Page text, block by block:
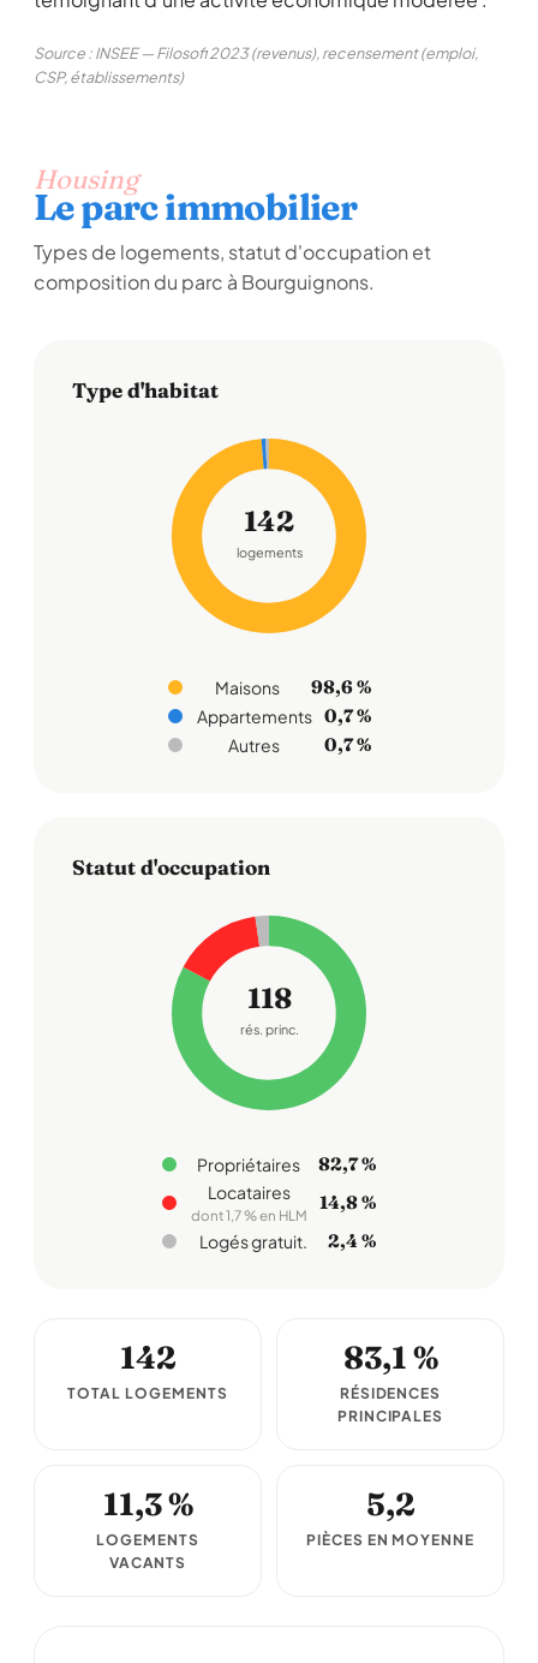
Source : INSEE — Filosofi 2023 (revenus), recensement (emploi,
CSP, établissements)
Housing
Le parc immobilier
Types de logements, statut d'occupation et
composition du parc à Bourguignons.
Type d'habitat
142
logements
Maisons 98,6 %
Appartements 0,7 %
Autres 0,7 %
Statut d'occupation
118
rés. princ.
Propriétaires 82,7 %
Locataires
dont 1,7 % en HLM
14,8 %
Logés gratuit. 2,4 %
142
TOTAL LOGEMENTS
83,1 %
RÉSIDENCES
PRINCIPALES
11,3 %
LOGEMENTS
VACANTS
5,2
PIÈCES EN MOYENNE